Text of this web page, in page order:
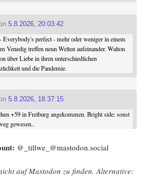
5.8.2026, 20:03:42
Everybody's perfect - mehr oder weniger in einem
Venedig treffen neun Welten aufeinander. Walton
über Liebe in ihren unterschiedlichen
und die Pandemie.
5.8.2026, 18:37:15
+59 in Freiburg angekommen. Bright side: sonst
gewesen..
@_tillwe_@mastodon.social
auf Mast­o­don zu fin­den. Alter­na­ti­ve: